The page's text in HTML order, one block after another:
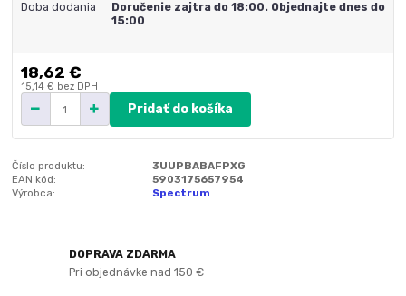
Doba dodania
Doručenie zajtra do 18:00. Objednajte dnes do
15:00
18,62 €
15,14 € bez DPH
Pridať do košíka
Číslo produktu:
3UUPBABAFPXG
EAN kód:
5903175657954
Výrobca:
Spectrum
DOPRAVA ZDARMA
Pri objednávke nad 150 €